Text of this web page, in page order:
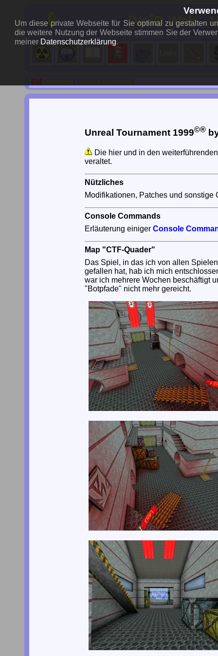
..:[VoîÐ Web -
Unreal Tournament 1999©®
Die hier und in den
veraltet.
Nützliches
Modifikationen, Patches und
Console Commands
Erläuterung einiger Console
Map "CTF-Quader"
Das Spiel, in das ich von allen
gefallen hat, hab ich mich
war ich mehrere Wochen beschäftigt
"Botpfade" nicht mehr gereicht.
Um diese private Webseite für Sie optimal zu gestalten
die weitere Nutzung der Webseite stimmen Sie der
meiner Datenschutzerklärung.